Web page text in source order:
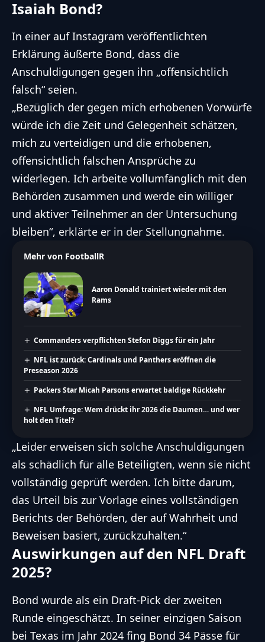
Isaiah Bond?
In einer auf Instagram veröffentlichten
Erklärung äußerte Bond, dass die
Anschuldigungen gegen ihn „offensichtlich
falsch“ seien.
„Bezüglich der gegen mich erhobenen Vorwürfe
würde ich die Zeit und Gelegenheit schätzen,
mich zu verteidigen und die erhobenen,
offensichtlich falschen Ansprüche zu
widerlegen. Ich arbeite vollumfänglich mit den
Behörden zusammen und werde ein williger
und aktiver Teilnehmer an der Untersuchung
bleiben“, erklärte er in der Stellungnahme.
Mehr von FootballR
Aaron Donald trainiert wieder mit den
Rams
Commanders verpflichten Stefon Diggs für ein Jahr
NFL ist zurück: Cardinals und Panthers eröffnen die
Preseason 2026
Packers Star Micah Parsons erwartet baldige Rückkehr
NFL Umfrage: Wem drückt ihr 2026 die Daumen… und wer
holt den Titel?
„Leider erweisen sich solche Anschuldigungen
als schädlich für alle Beteiligten, wenn sie nicht
vollständig geprüft werden. Ich bitte darum,
das Urteil bis zur Vorlage eines vollständigen
Berichts der Behörden, der auf Wahrheit und
Beweisen basiert, zurückzuhalten.“
Auswirkungen auf den NFL Draft
2025?
Bond wurde als ein Draft-Pick der zweiten
Runde eingeschätzt. In seiner einzigen Saison
bei Texas im Jahr 2024 fing Bond 34 Pässe für